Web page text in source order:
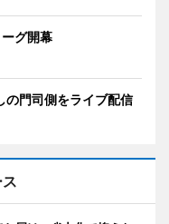
グ開幕
の門司側をライブ配信